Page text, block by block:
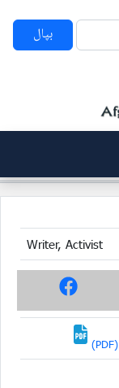
بپال
Writer, Activist
(PDF)